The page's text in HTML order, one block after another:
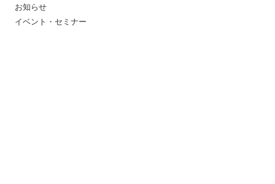
お知らせ
イベント・セミナー